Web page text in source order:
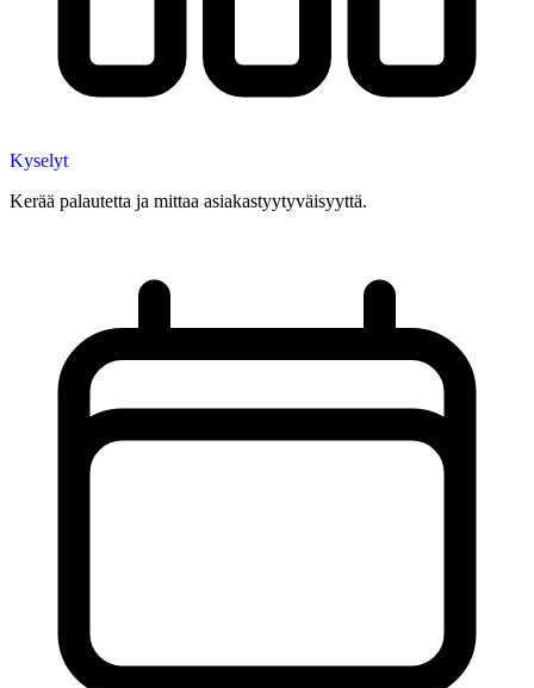
Kyselyt
Kerää palautetta ja mittaa asiakastyytyväisyyttä.